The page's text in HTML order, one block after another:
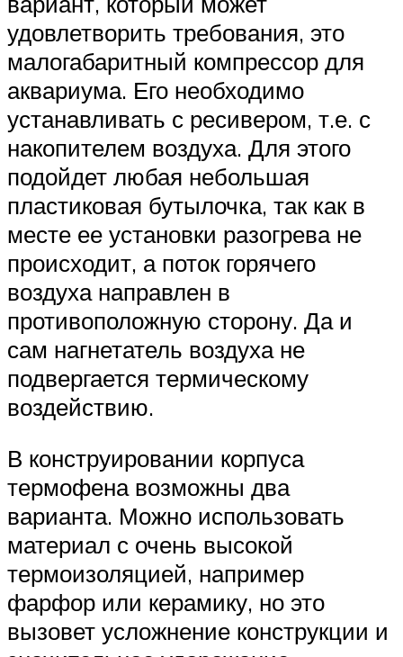
удовлетворить требования, это
малогабаритный компрессор для
аквариума. Его необходимо
устанавливать с ресивером, т.е. с
накопителем воздуха. Для этого
подойдет любая небольшая
пластиковая бутылочка, так как в
месте ее установки разогрева не
происходит, а поток горячего
воздуха направлен в
противоположную сторону. Да и
сам нагнетатель воздуха не
подвергается термическому
воздействию.
В конструировании корпуса
термофена возможны два
варианта. Можно использовать
материал с очень высокой
термоизоляцией, например
фарфор или керамику, но это
вызовет усложнение конструкции и